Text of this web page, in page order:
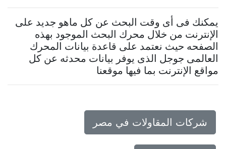
يمكنك فى أى وقت البحث عن كل ماهو جديد على
الإنترنت من خلال محرك البحث الموجود بهذه
الصفحه حيث نعتمد على قاعدة بيانات المحرك
العالمى جوجل الذى يوفر بيانات محدثه عن كل
مواقع الإنترنت بما فيها موقعنا
شركات المقاولات في مصر